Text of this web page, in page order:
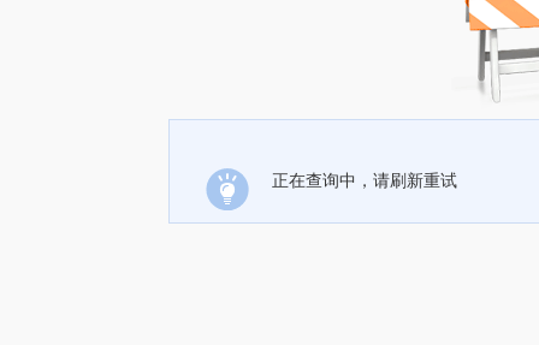
正在查询中，请刷新重试